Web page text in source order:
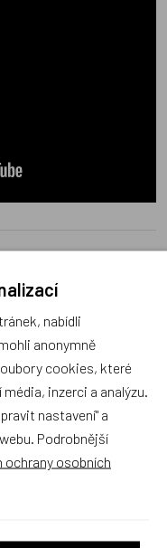
rádi Vám poradíme
hod).
rodinný obchod
nabídli
anonymně
cookies, které
inzerci a analýzu.
nastavení" a
Podrobnější
ochrany osobních